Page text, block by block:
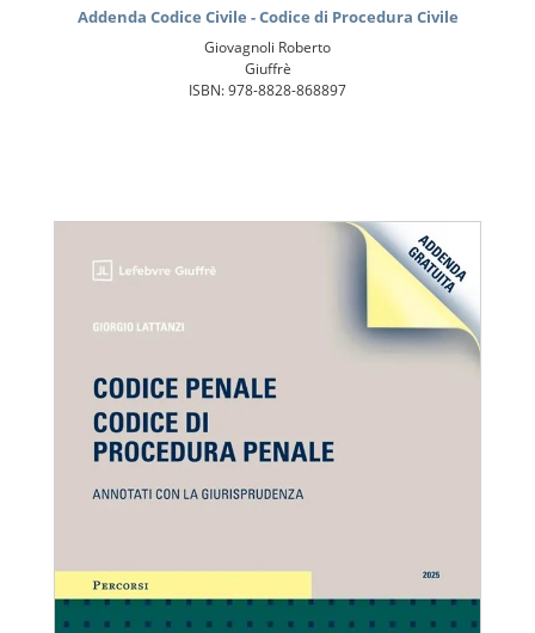
Addenda Codice Civile - Codice di Procedura Civile
Giovagnoli Roberto
Giuffrè
ISBN: 978-8828-868897